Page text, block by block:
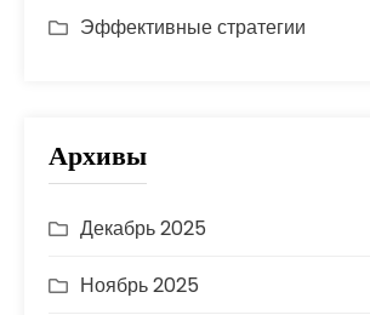
Эффективные стратегии
Архивы
Декабрь 2025
Ноябрь 2025